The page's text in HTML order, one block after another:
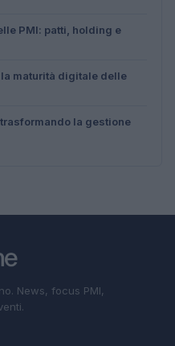
PMI: patti, holding e
maturità digitale delle
la gestione
News, focus PMI,